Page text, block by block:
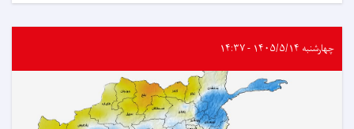
چهارشنبه ۱۴۰۵/۵/۱۴ - ۱۴:۳۷